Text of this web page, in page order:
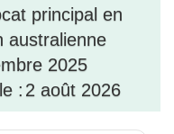
principal en
australienne
2025
: 2 août 2026